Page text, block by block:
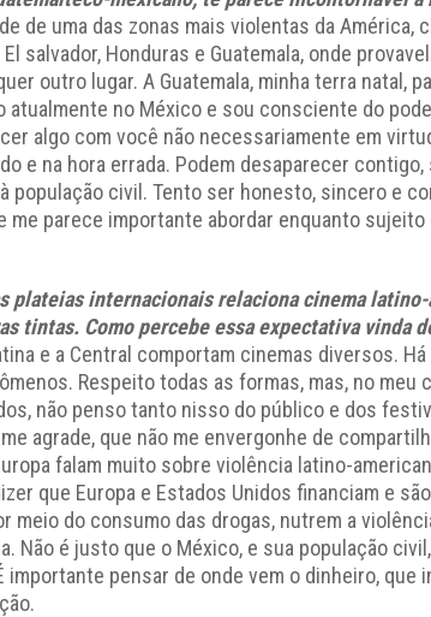
de uma das zonas mais violentas da América,
salvador, Honduras e Guatemala, onde
outro lugar. A Guatemala, minha terra natal,
atualmente no México e sou consciente do
algo com você não necessariamente em
e na hora errada. Podem desaparecer
população civil. Tento ser honesto, sincero e
me parece importante abordar enquanto
plateias internacionais relaciona cinema
tintas. Como percebe essa expectativa vinda
e a Central comportam cinemas diversos.
Respeito todas as formas, mas, no meu
não penso tanto nisso do público e dos
agrade, que não me envergonhe de
falam muito sobre violência latino-
que Europa e Estados Unidos financiam e
meio do consumo das drogas, nutrem a
Não é justo que o México, e sua população
importante pensar de onde vem o dinheiro,